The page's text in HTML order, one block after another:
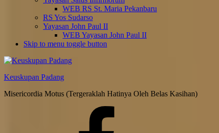
WEB RS St. Maria Pekanbaru
RS Yos Sudarso
Yayasan John Paul II
WEB Yayasan John Paul II
Skip to menu toggle button
Keuskupan Padang
Misericordia Motus (Tergeraklah Hatinya Oleh Belas Kasihan)